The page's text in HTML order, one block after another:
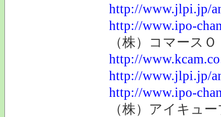
http://www.jlpi.jp/
http://www.ipo-
（株）コマース
http://
http://www.jlpi.jp/
http://www.ipo-
（株）アイキュ